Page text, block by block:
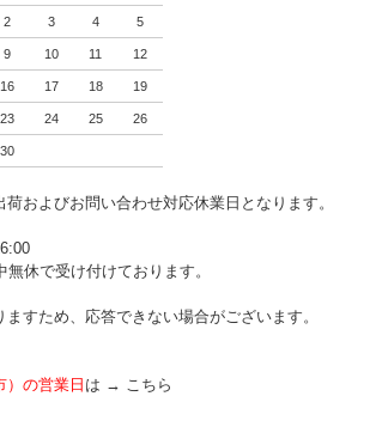
2 3 4 5
9 10 11 12
16 17 18 19
23 24 25 26
30
荷およびお問い合わせ対応休業日となります。
無休で受け付けております。
すため、応答できない場合がございます。
）の営業日 は → こちら